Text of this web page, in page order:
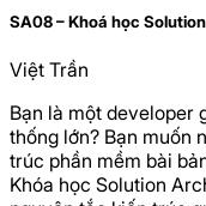
SA08 – Khoá học
Việt Trần
Bạn là một developer
thống lớn? Bạn muốn
trúc phần mềm bài
Khóa học Solution